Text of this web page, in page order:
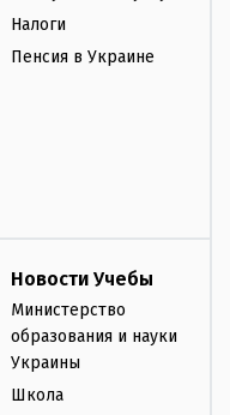
Налоги
Пенсия в Украине
Новости Учебы
Министерство
образования и науки
Украины
Школа